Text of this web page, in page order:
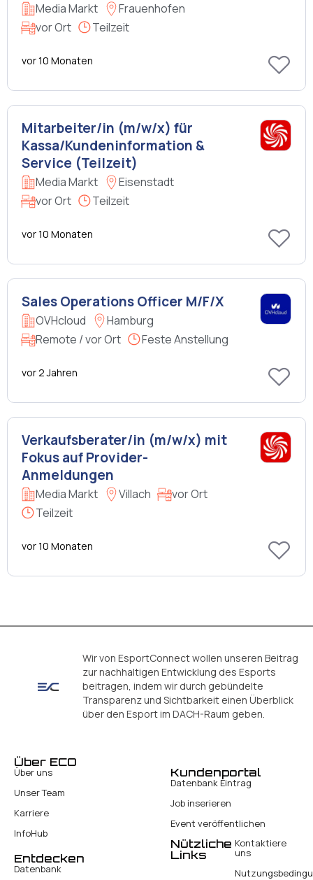
Media Markt
Frauenhofen
vor Ort
Teilzeit
vor 10 Monaten
Mitarbeiter/in (m/w/x) für
Kassa/Kundeninformation &
Service (Teilzeit)
Media Markt
Eisenstadt
vor Ort
Teilzeit
vor 10 Monaten
Sales Operations Officer M/F/X
OVHcloud
Hamburg
Remote / vor Ort
Feste Anstellung
vor 2 Jahren
Verkaufsberater/in (m/w/x) mit
Fokus auf Provider-
Anmeldungen
Media Markt Villach
vor Ort
Teilzeit
vor 10 Monaten
Wir von EsportConnect wollen unseren Beitrag
zur nachhaltigen Entwicklung des Esports
beitragen, indem wir durch gebündelte
Transparenz und Sichtbarkeit einen Überblick
über den Esport im DACH-Raum geben.
Über ECO
Über uns
Unser Team
Karriere
InfoHub
Kundenportal
Datenbank Eintrag
Job inserieren
Event veröffentlichen
Entdecken
Datenbank
Nützliche
Links
Kontaktiere
uns